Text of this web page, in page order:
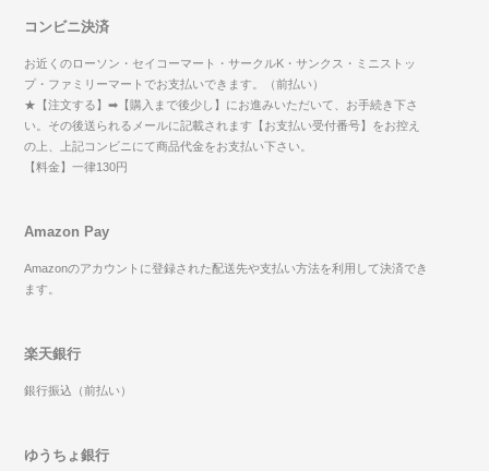
コンビニ決済
お近くのローソン・セイコーマート・サークルK・サンクス・ミニストッ
プ・ファミリーマートでお支払いできます。（前払い）
★【注文する】➡【購入まで後少し】にお進みいただいて、お手続き下さ
い。その後送られるメールに記載されます【お支払い受付番号】をお控え
の上、上記コンビニにて商品代金をお支払い下さい。
【料金】一律130円
Amazon Pay
Amazonのアカウントに登録された配送先や支払い方法を利用して決済でき
ます。
楽天銀行
銀行振込（前払い）
ゆうちょ銀行